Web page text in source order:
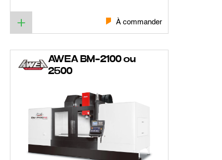
À commander
AWEA BM-2100 ou
2500